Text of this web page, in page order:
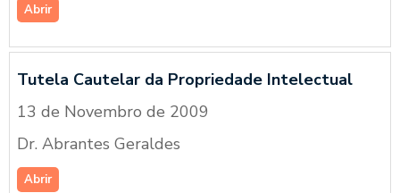
Abrir
Tutela Cautelar da Propriedade Intelectual
13 de Novembro de 2009
Dr. Abrantes Geraldes
Abrir